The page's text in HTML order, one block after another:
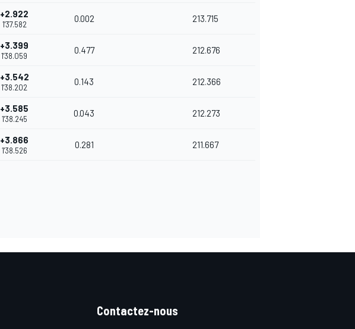
+2.922
1'37.582
0.002 213.715
+3.399
1'38.059
0.477 212.676
+3.542
1'38.202
0.143 212.366
+3.585
1'38.245
0.043 212.273
+3.866
1'38.526
0.281 211.667
Contactez-nous